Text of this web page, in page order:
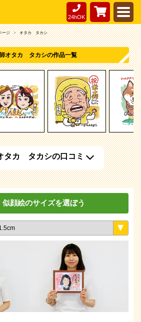
24hOK
ージ オタカ タカシ
オタカ タカシの作品一覧
タカ タカシの口コミ
似顔絵のサイズを選ぼう